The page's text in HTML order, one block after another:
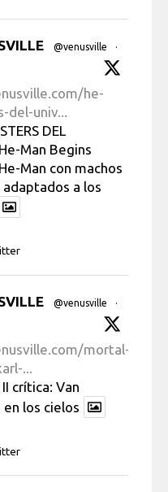
@venusville
·
he-
del-univ...
DEL
Man Begins
Man con machos
a los
@venusville
·
mortal-
...
crítica: Van
los cielos